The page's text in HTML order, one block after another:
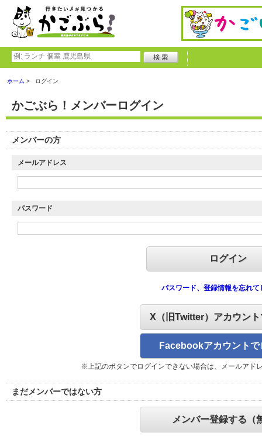
ホーム ログイン
かごぶら！メンバーログイン
メンバーの方
メールアドレス
パスワード
パスワード、登録情報を忘れて
X（旧Twitter）アカウン
Facebookアカウントで
※上記のボタンでログインできない場合は、メールアド
まだメンバーではない方
メンバー登録する（